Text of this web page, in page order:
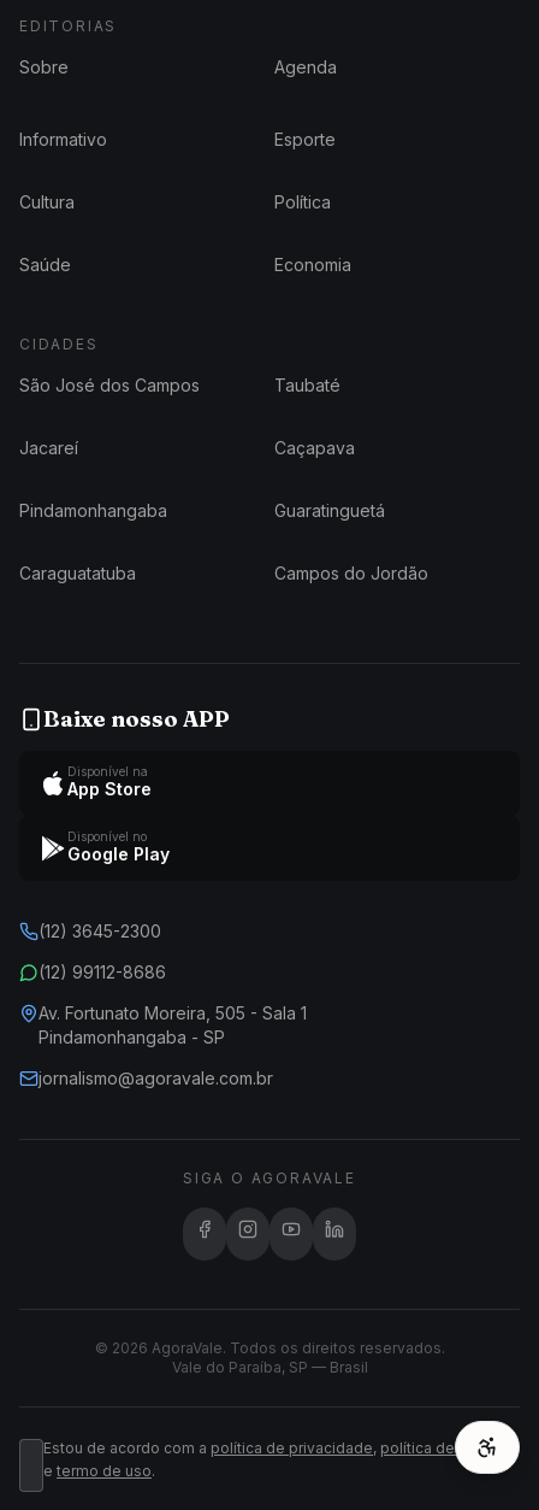
EDITORIAS
Sobre Agenda
Informativo Esporte
Cultura Política
Saúde Economia
CIDADES
São José dos Campos Taubaté
Jacareí Caçapava
Pindamonhangaba Guaratinguetá
Caraguatatuba Campos do Jordão
Baixe nosso APP
Disponível na
App Store
Disponível no
Google Play
(12) 3645-2300
(12) 99112-8686
Av. Fortunato Moreira, 505 - Sala 1
Pindamonhangaba - SP
jornalismo@agoravale.com.br
SIGA O AGORAVALE
© 2026 AgoraVale. Todos os direitos reservados.
Vale do Paraíba, SP — Brasil
Estou de acordo com a política de privacidade, política de cookies
e termo de uso.